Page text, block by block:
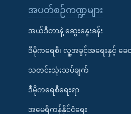
အပတ်စဉ်ကဏ္ဍများ
အယ်ဒီတာနဲ့ ဆွေးနွေးခန်း
ဒီမိုကရေစီ၊ လူ့အခွင့်အရေးနှင့် ခေ
သတင်းသုံးသပ်ချက်
ဒီမိုကရေစီရေးရာ
အမေရိကန်နိုင်ငံရေး